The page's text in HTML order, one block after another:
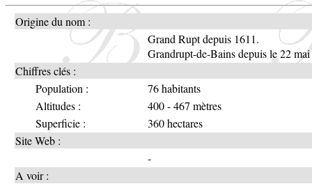
Origine du nom :
Grand Rupt depuis 1611.
Grandrupt-de-Bains depuis le 22
Chiffres clés :
Population :
76 habitants
Altitudes :
400 - 467 mètres
Superficie :
360 hectares
Site Web :
-
A voir :